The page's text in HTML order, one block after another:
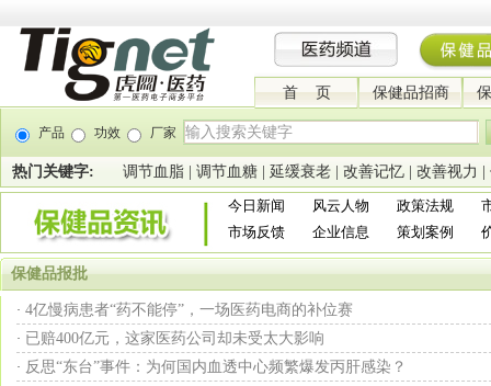
首 页 保健品招商
产品 功效 厂家
热门关键字: 调节血脂 调节血糖 延缓衰老 改善记忆 改善视力
今日新闻 风云人物 政策法规
市场反馈
企业信息 策划案例
保健品报批
· 4亿慢病患者“药不能停”，一场医药电商的补位赛
· 已赔400亿元，这家医药公司却未受太大影响
· 反思“东台”事件：为何国内血透中心频繁爆发丙肝感染？